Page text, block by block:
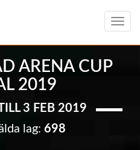
ARENA CUP
2019
3 FEB 2019
lag: 698